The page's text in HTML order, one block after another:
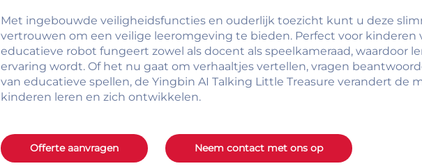
Met ingebouwde veiligheidsfuncties en ouderlijk toezicht kunt u deze
vertrouwen om een veilige leeromgeving te bieden. Perfect voor kinderen
educatieve robot fungeert zowel als docent als speelkameraad, waardoor
ervaring wordt. Of het nu gaat om verhaaltjes vertellen, vragen
van educatieve spellen, de Yingbin AI Talking Little Treasure verandert de
kinderen leren en zich ontwikkelen.
Offerte aanvragen Neem contact met ons op